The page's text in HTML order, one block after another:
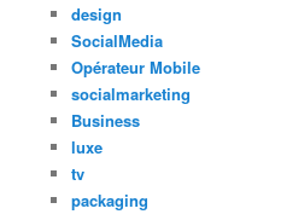
design
SocialMedia
Opérateur Mobile
socialmarketing
Business
luxe
tv
packaging